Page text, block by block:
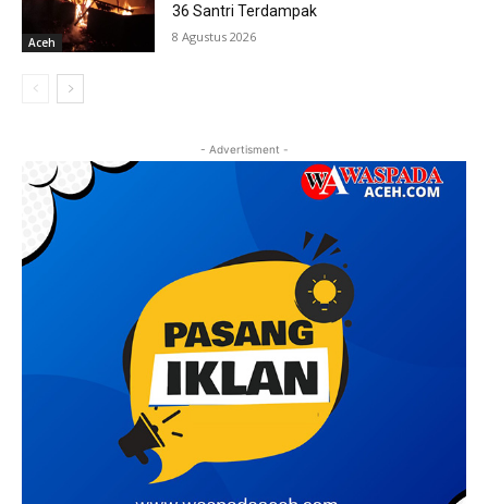
Aceh
36 Santri Terdampak
8 Agustus 2026
- Advertisment -